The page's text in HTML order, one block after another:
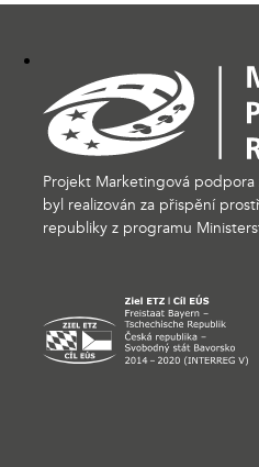
Projekt Marketingová
byl realizován za přispění
republiky z programu